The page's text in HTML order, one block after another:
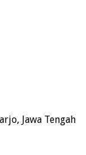
Jawa Tengah